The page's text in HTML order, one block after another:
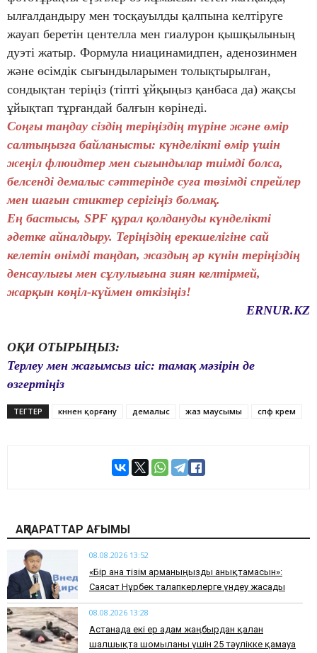
ылғалдандыру мен тосқауылды қалпына келтіруге
жауап беретін центелла мен гиалурон қышқылының
дуэті жатыр. Формула ниацинамидпен, аденозинмен
және өсімдік сығындыларымен толықтырылған,
сондықтан теріңіз (тіпті ұйқыңыз қанбаса да) жақсы
ұйықтап тұрғандай балғын көрінеді.
Соңғы таңдау сіздің теріңіздің түріне және өмір
салтыңызға байланысты: күнделікті өмір үшін
жеңіл флюидтер мен сығындылар тиімді болса,
белсенді демалыс сәттерінде суға төзімді спрейлер
мен шағын стиктер серігіңіз болмақ.
Ең бастысы, SPF құрал қолдануды күнделікті
әдетке айналдыру. Теріңіздің ерекшелігіне сай
келетін өнімді таңдап, жаздың әр күнін теріңіздің
денсаулығы мен сұлулығына зиян келтірмей,
жарқын көңіл-күймен өткізіңіз!
ERNUR.KZ
ОҚИ ОТЫРЫҢЫЗ:
Терлеу мен жағымсыз иіс: тамақ мәзірін де
өзгертіңіз
ТЕГТЕР күннен қорғану демалыс жаз маусымы спф крем
АҚПАРАТТАР АҒЫМЫ
08.08.2026 13:52
«Бір ғана тізім арманыңызды анықтамасын»:
Саясат Нұрбек талапкерлерге үндеу жасады
08.08.2026 13:28
Астанада екі ер адам жаңбырдан қалған
шалшықта шомылғаны үшін 25 тәулікке қамауға